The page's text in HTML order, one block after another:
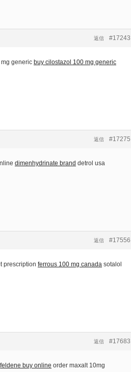
#17243
返信
generic buy cilostazol 100 mg generic
#17275
返信
dimenhydrinate brand detrol usa
#17556
返信
prescription ferrous 100 mg canada sotalol
#17683
返信
feldene buy online order maxalt 10mg